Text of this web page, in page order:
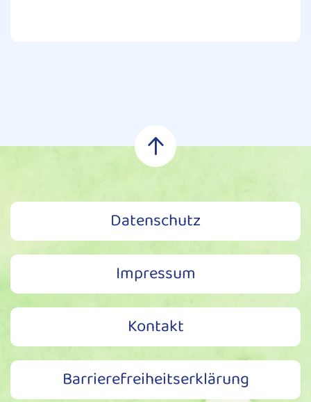
Datenschutz
Impressum
Kontakt
Barrierefreiheitserklärung